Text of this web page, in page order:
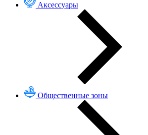
Аксессуары
Общественные зоны